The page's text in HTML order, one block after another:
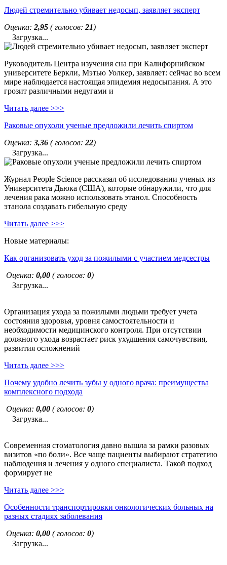
Людей стремительно убивает недосып, заявляет эксперт
Оценка: 2,95 ( голосов: 21)
Загрузка...
Руководитель Центра изучения сна при Калифорнийском
университете Беркли, Мэтью Уолкер, заявляет: сейчас во всем
мире наблюдается настоящая эпидемия недосыпания. А это
грозит различными недугами и
Читать далее >>>
Раковые опухоли ученые предложили лечить спиртом
Оценка: 3,36 ( голосов: 22)
Загрузка...
Журнал People Science рассказал об исследовании ученых из
Университета Дьюка (США), которые обнаружили, что для
лечения рака можно использовать этанол. Способность
этанола создавать гибельную среду
Читать далее >>>
Новые материалы:
Как организовать уход за пожилыми с участием медсестры
Оценка: 0,00 ( голосов: 0)
Загрузка...
Организация ухода за пожилыми людьми требует учета
состояния здоровья, уровня самостоятельности и
необходимости медицинского контроля. При отсутствии
должного ухода возрастает риск ухудшения самочувствия,
развития осложнений
Читать далее >>>
Почему удобно лечить зубы у одного врача: преимущества
комплексного подхода
Оценка: 0,00 ( голосов: 0)
Загрузка...
Современная стоматология давно вышла за рамки разовых
визитов «по боли». Все чаще пациенты выбирают стратегию
наблюдения и лечения у одного специалиста. Такой подход
формирует не
Читать далее >>>
Особенности транспортировки онкологических больных на
разных стадиях заболевания
Оценка: 0,00 ( голосов: 0)
Загрузка...